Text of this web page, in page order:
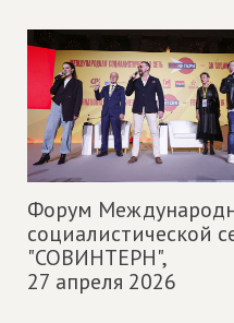
Форум
социалистической
"СОВИНТЕРН",
27 апреля 2026